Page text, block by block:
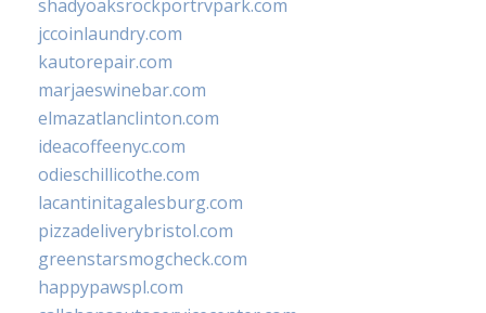
shadyoaksrockportrvpark.com
jccoinlaundry.com
kautorepair.com
marjaeswinebar.com
elmazatlanclinton.com
ideacoffeenyc.com
odieschillicothe.com
lacantinitagalesburg.com
pizzadeliverybristol.com
greenstarsmogcheck.com
happypawspl.com